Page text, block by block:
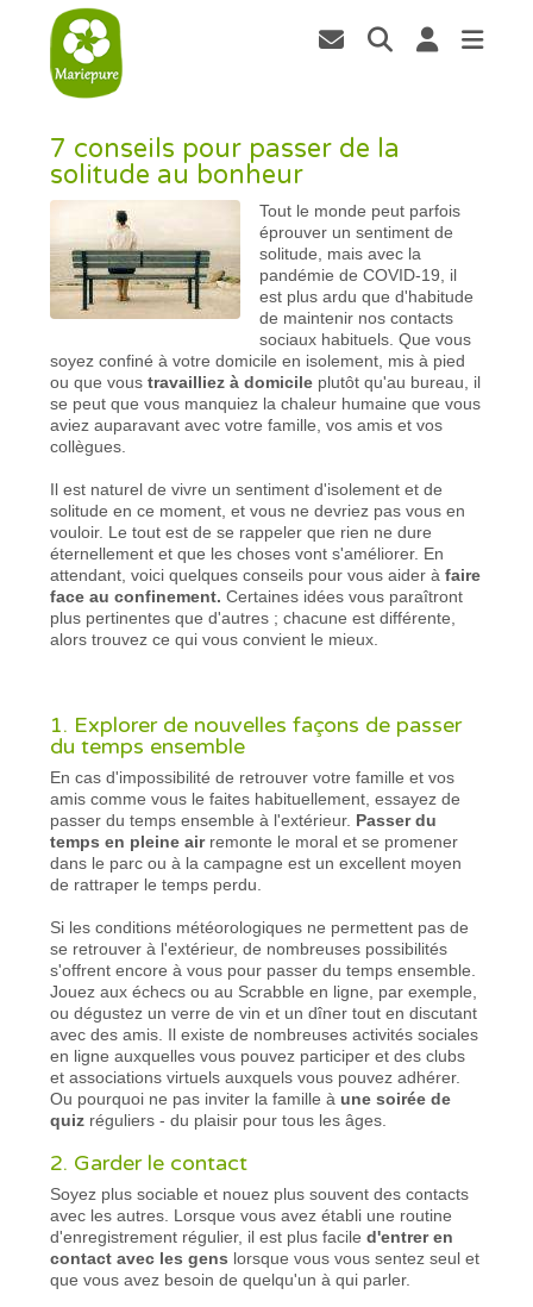
7 conseils pour passer de la
solitude au bonheur
Tout le monde peut parfois
éprouver un sentiment de
solitude, mais avec la
pandémie de COVID-19, il
est plus ardu que d'habitude
de maintenir nos contacts
sociaux habituels. Que vous
soyez confiné à votre domicile en isolement, mis à pied
ou que voustravailliez à domicile plutôt qu'au bureau, il
se peut que vous manquiez la chaleur humaine que vous
aviez auparavant avec votre famille, vos amis et vos
collègues.
Il est naturel de vivre un sentiment d'isolement et de
solitude en ce moment, et vous ne devriez pas vous en
vouloir. Le tout est de se rappeler que rien ne dure
éternellement et que les choses vont s'améliorer. En
attendant, voici quelques conseils pour vous aider àfaire
face au confinement. Certaines idées vous paraîtront
plus pertinentes que d'autres ; chacune est différente,
alors trouvez ce qui vous convient le mieux.
1. Explorer de nouvelles façons de passer
du temps ensemble
En cas d'impossibilité de retrouver votre famille et vos
amis comme vous le faites habituellement, essayez de
passer du temps ensemble à l'extérieur. Passer du
temps en pleine airremonte le moral et se promener
dans le parc ou à la campagne est un excellent moyen
de rattraper le temps perdu.
Si les conditions météorologiques ne permettent pas de
se retrouver à l'extérieur, de nombreuses possibilités
s'offrent encore à vous pour passer du temps ensemble.
Jouez aux échecs ou au Scrabble en ligne, par exemple,
ou dégustez un verre de vin et un dîner tout en discutant
avec des amis. Il existe de nombreuses activités sociales
en ligne auxquelles vous pouvez participer et des clubs
et associations virtuels auxquels vous pouvez adhérer.
Ou pourquoi ne pas inviter la famille à une soirée de
quiz réguliers - du plaisir pour tous les âges.
2. Garder le contact
Soyez plus sociable et nouez plus souvent des contacts
avec les autres. Lorsque vous avez établi une routine
d'enregistrement régulier, il est plus faciled'entrer en
contact avec les gens lorsque vous vous sentez seul et
que vous avez besoin de quelqu'un à qui parler.